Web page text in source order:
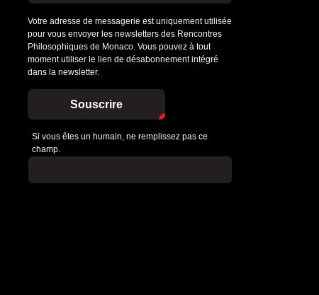
Votre adresse de messagerie est uniquement utilisée
pour vous envoyer les newsletters des Rencontres
Philosophiques de Monaco. Vous pouvez à tout
moment utiliser le lien de désabonnement intégré
dans la newsletter.
Souscrire
Si vous êtes un humain, ne remplissez pas ce
champ.